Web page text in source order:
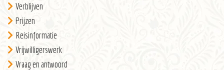
Verblijven
Prijzen
Reisinformatie
Vrijwilligerswerk
Vraag en antwoord